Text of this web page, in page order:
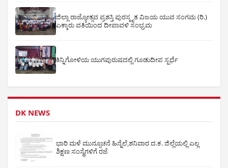
ಜಿಲ್ಲಾ ರಾಜ್ಯೋತ್ಸವ ಪ್ರಶಸ್ತಿ ಪುರಸ್ಕೃತ ವಿಜಯ ಯುವ ಸಂಗಮ (ರಿ.)
ಎಕ್ಕಾರು ವತಿಯಿಂದ ದೀಪಾವಳಿ ಸಂಭ್ರಮ
ಕಿನ್ನಿಗೋಳಿಯ ಯುಗಪುರುಷದಲ್ಲಿ ಗೂಡುದೀಪ ಸ್ಪರ್ಧೆ
DK NEWS
ಭಾರಿ ಮಳೆ ಮುನ್ಸೂಚನೆ ಹಿನ್ನೆಲೆ,ಶನಿವಾರ ದ.ಕ. ಜಿಲ್ಲೆಯಲ್ಲಿ ಎಲ್ಲ
ಶಿಕ್ಷಣ ಸಂಸ್ಥೆಗಳಿಗೆ ರಜೆ